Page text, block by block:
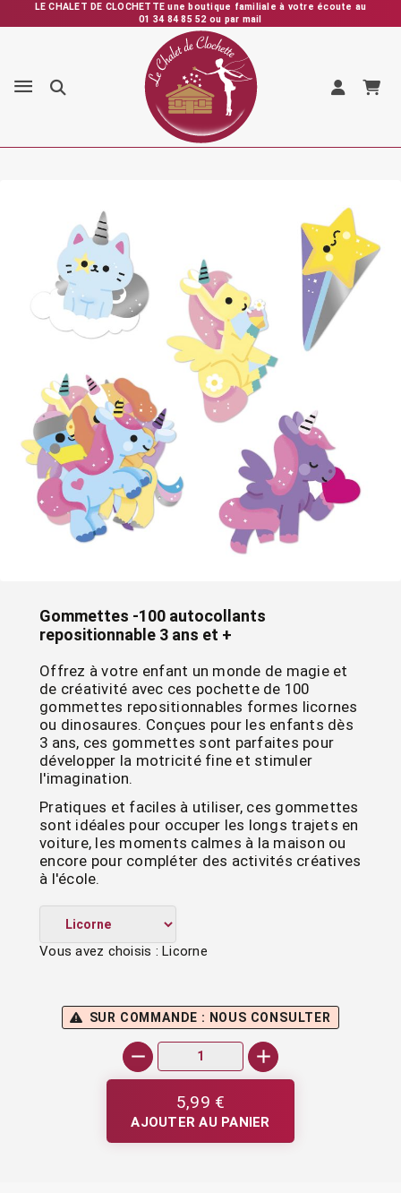
LE CHALET DE CLOCHETTE une boutique familiale à votre écoute au
01 34 84 85 52 ou par mail
Expédition rapide depuis la France – Vérification et emballage
soignés – SAV personnalisé et réactif
Gommettes -100 autocollants
repositionnable 3 ans et +
Offrez à votre enfant un monde de magie et
de créativité avec ces pochette de 100
gommettes repositionnables formes licornes
ou dinosaures. Conçues pour les enfants dès
3 ans, ces gommettes sont parfaites pour
développer la motricité fine et stimuler
l'imagination.
Pratiques et faciles à utiliser, ces gommettes
sont idéales pour occuper les longs trajets en
voiture, les moments calmes à la maison ou
encore pour compléter des activités créatives
à l'école.
Vous avez choisis : Licorne
SUR COMMANDE : NOUS CONSULTER
5,99 €
AJOUTER AU PANIER